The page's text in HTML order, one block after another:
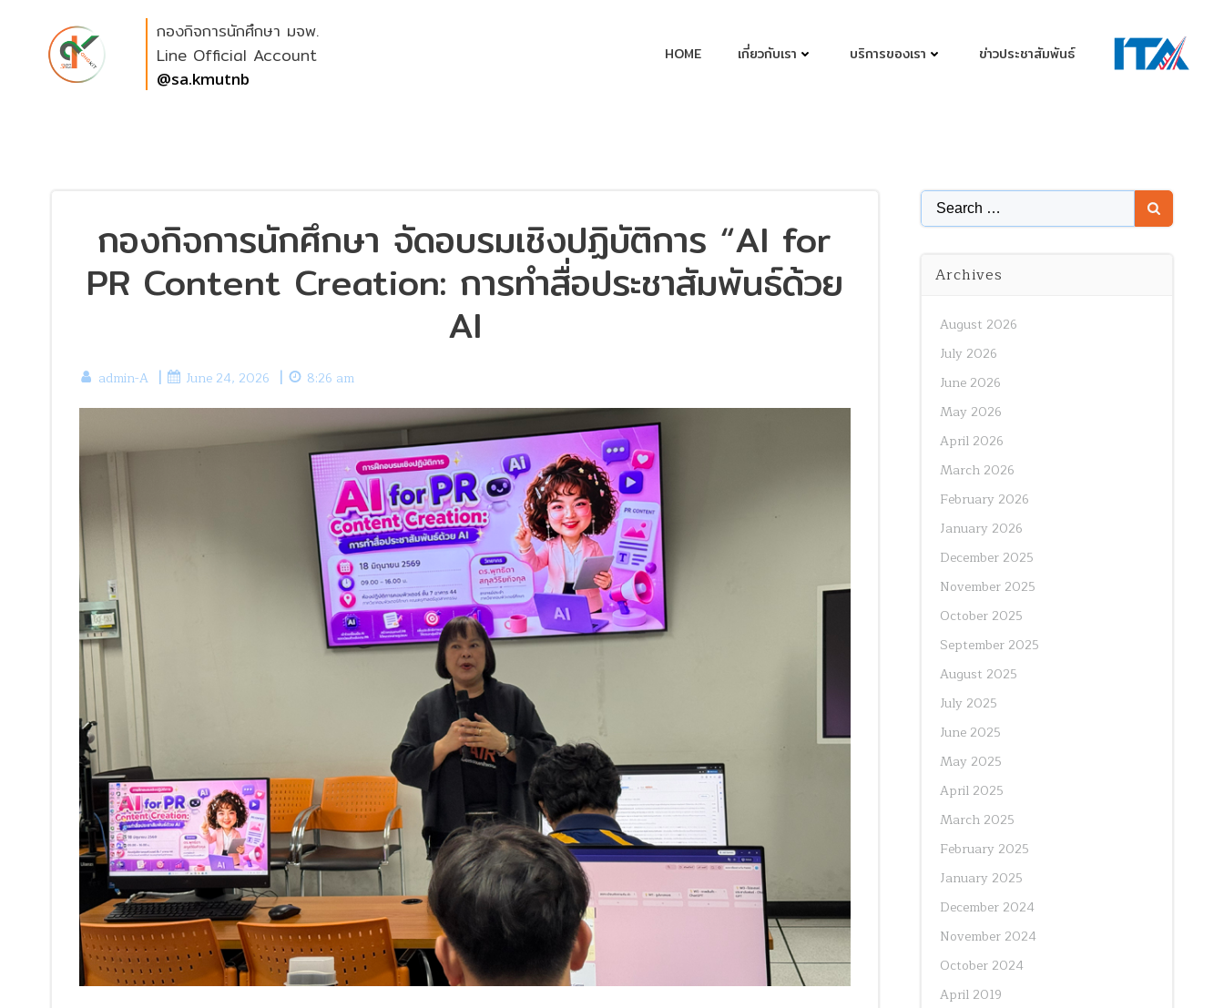
content
กองกิจการนักศึกษา มจพ.
Line Official Account
@sa.kmutnb
HOME เกี่ยวกับเรา บริการของเรา ข่าวประชาสัมพันธ์
กองกิจการนักศึกษา จัดอบรมเชิงปฏิบัติการ “AI for
PR Content Creation: การทำสื่อประชาสัมพันธ์ด้วย
AI
admin-A | June 24, 2026 | 8:26 am
Search
for:
Archives
August 2026
July 2026
June 2026
May 2026
April 2026
March 2026
February 2026
January 2026
December 2025
November 2025
October 2025
September 2025
August 2025
July 2025
June 2025
May 2025
April 2025
March 2025
February 2025
January 2025
December 2024
November 2024
October 2024
April 2019